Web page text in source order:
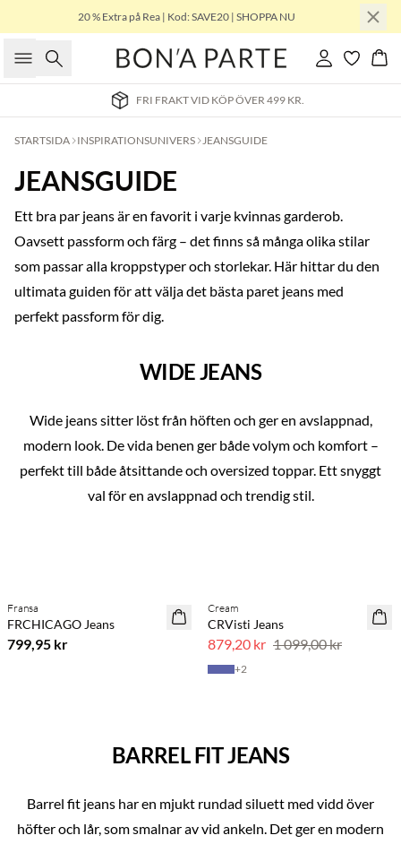
20 % Extra på Rea | Kod: SAVE20 | SHOPPA NU
Sök Logga in
FRI FRAKT VID KÖP ÖVER 499 KR.
STARTSIDA INSPIRATIONSUNIVERS JEANSGUIDE
JEANSGUIDE
Ett bra par jeans är en favorit i varje kvinnas garderob.
Oavsett passform och färg – det finns så många olika stilar
som passar alla kroppstyper och storlekar. Här hittar du den
ultimata guiden för att välja det bästa paret jeans med
perfekt passform för dig.
WIDE JEANS
Wide jeans sitter löst från höften och ger en avslappnad,
modern look. De vida benen ger både volym och komfort –
perfekt till både åtsittande och oversized toppar. Ett snyggt
val för en avslappnad och trendig stil.
NYHET
Fransa
FRCHICAGO Jeans
799,95 kr
NYHET
Cream
CRVisti Jeans
879,20 kr 1 099,00 kr
+2
BARREL FIT JEANS
Barrel fit jeans har en mjukt rundad siluett med vidd över
höfter och lår, som smalnar av vid ankeln. Det ger en modern